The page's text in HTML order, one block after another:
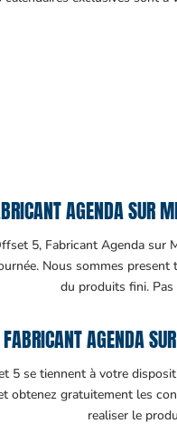
AGENDA SUR
5, Fabricant Agenda sur
Nous sommes
du produits fini. Pas
FABRICANT AGENDA
5 se tiennent à votre
obtenez gratuitement les
realiser le